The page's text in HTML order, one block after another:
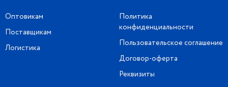
Оптовикам
Поставщикам
Логистика
Политика
конфиденциальности
Пользовательское соглашение
Договор-оферта
Реквизиты